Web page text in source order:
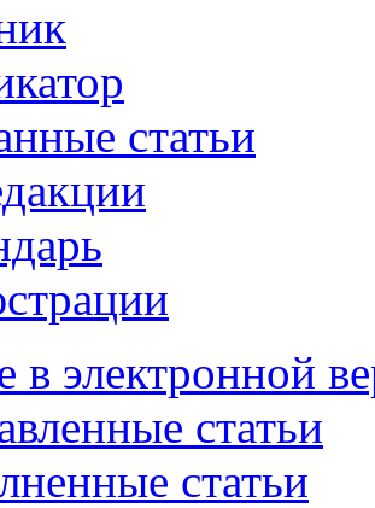
статьи
в электронной
статьи
статьи